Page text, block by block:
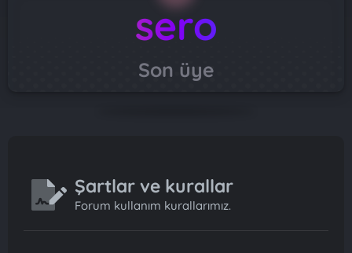
sero
Son üye
Şartlar ve kurallar
Forum kullanım kurallarımız.